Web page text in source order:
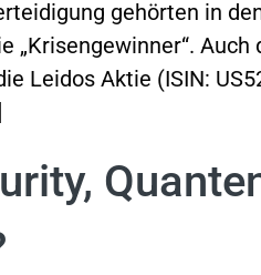
gehörten in
„Krisengewinner“.
Leidos Aktie (ISIN: